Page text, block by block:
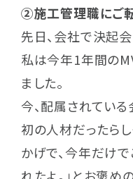
②施工管理職にご
先日、会社で決起
私は今年1年間の
ました。
今、配属されてい
初の人材だったら
かげで、今年だけ